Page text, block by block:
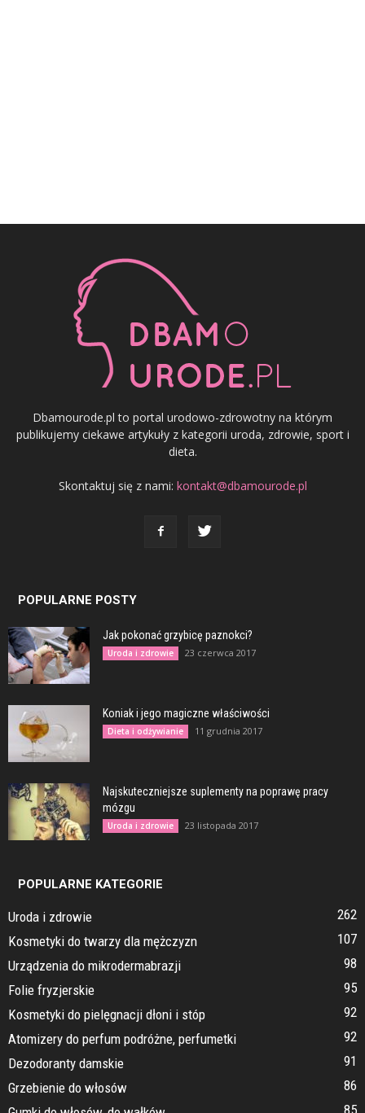
Dbamourode.pl to portal urodowo-zdrowotny na którym
publikujemy ciekawe artykuły z kategorii uroda, zdrowie, sport i
dieta.
Skontaktuj się z nami: kontakt@dbamourode.pl
POPULARNE POSTY
Jak pokonać grzybicę paznokci?
Uroda i zdrowie 23 czerwca 2017
Koniak i jego magiczne właściwości
Dieta i odżywianie 11 grudnia 2017
Najskuteczniejsze suplementy na poprawę pracy
mózgu
Uroda i zdrowie 23 listopada 2017
POPULARNE KATEGORIE
Uroda i zdrowie
262
Kosmetyki do twarzy dla mężczyzn
107
Urządzenia do mikrodermabrazji
98
Folie fryzjerskie
95
Kosmetyki do pielęgnacji dłoni i stóp
92
Atomizery do perfum podróżne, perfumetki
92
Dezodoranty damskie
91
Grzebienie do włosów
86